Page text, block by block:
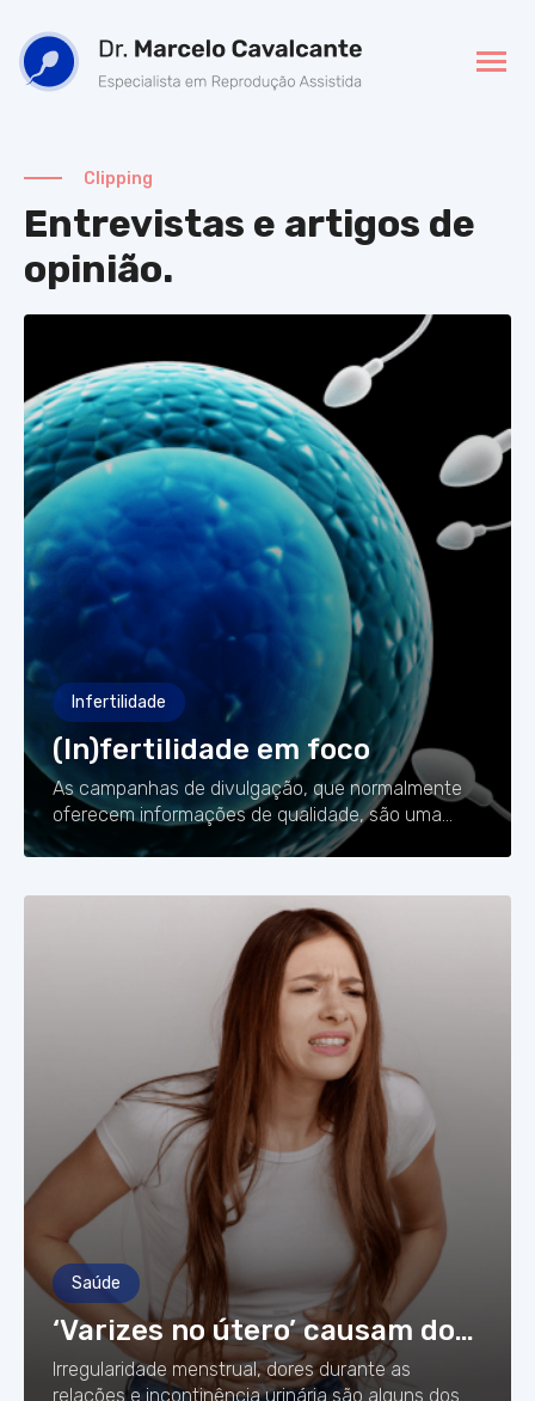
Clipping
Entrevistas e artigos de
opinião.
Infertilidade
(In)fertilidade em foco
As campanhas de divulgação, que normalmente
oferecem informações de qualidade, são uma
grande arma no combate à infertilidade.
Saúde
‘Varizes no útero’ causam dor
no sexo; veja sintomas e se
Irregularidade menstrual, dores durante as
relações e incontinência urinária são alguns dos